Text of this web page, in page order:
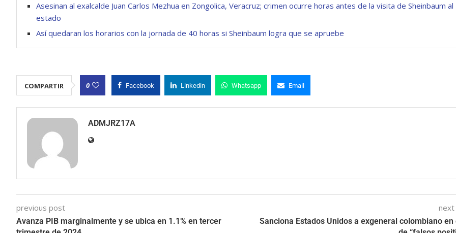
Asesinan al exalcalde Juan Carlos Mezhua en Zongolica, Veracruz; crimen ocurre horas antes de la visita de Sheinbaum al
estado
Así quedaran los horarios con la jornada de 40 horas si Sheinbaum logra que se apruebe
COMPARTIR 0 Facebook Linkedin Whatsapp Email
ADMJRZ17A
previous post
Avanza PIB marginalmente y se ubica en 1.1% en tercer
Sanciona Estados Unidos a exgeneral colombiano en